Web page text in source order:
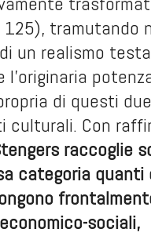
tramutando
un realismo
di questi due
culturali. Con
raccoglie
categoria quanti
sociali,